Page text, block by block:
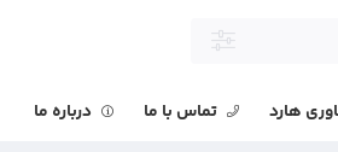
هارد تماس با ما درباره ما